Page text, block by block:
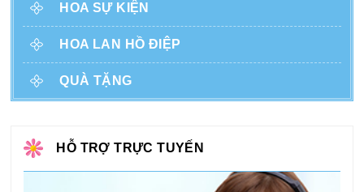
HOA SỰ KIỆN
HOA LAN HỒ ĐIỆP
QUÀ TẶNG
HỖ TRỢ TRỰC TUYẾN